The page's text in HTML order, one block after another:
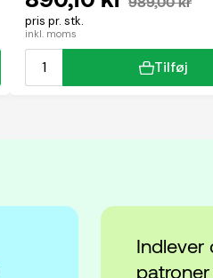
pris pr. stk.
inkl. moms
Tilføj
Indlever